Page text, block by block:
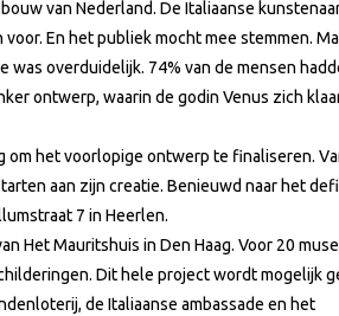
van Nederland. De Italiaanse
En het publiek mocht mee stemmen.
was overduidelijk. 74% van de mensen
ontwerp, waarin de godin Venus zich
om het voorlopige ontwerp te finaliseren.
aan zijn creatie. Benieuwd naar het
7 in Heerlen.
Het Mauritshuis in Den Haag. Voor 20
Dit hele project wordt mogelijk
de Italiaanse ambassade en het